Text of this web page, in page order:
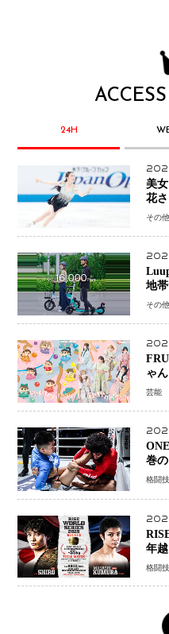
24H
美
花
手
その他
地
その他
ゃ
芸能
巻
貴
格闘技
年
格闘技